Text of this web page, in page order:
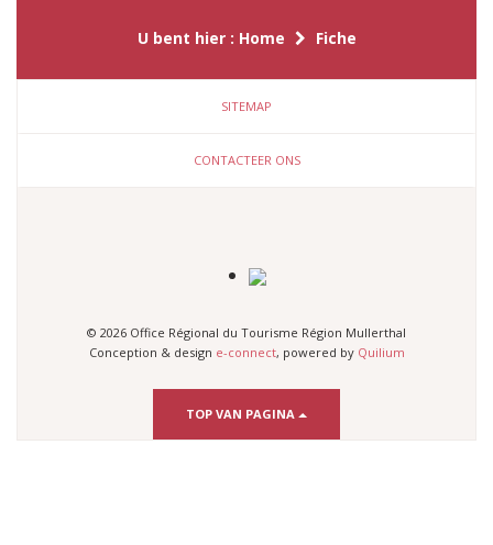
U bent hier : Home Fiche
SITEMAP
CONTACTEER ONS
© 2026 Office Régional du Tourisme Région Mullerthal
Conception & design e-connect, powered by Quilium
TOP VAN PAGINA